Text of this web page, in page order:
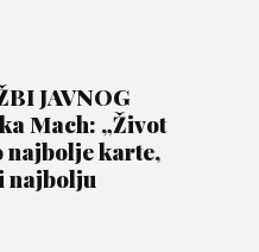
JAVNOG
Mach: „Život
najbolje karte,
najbolju